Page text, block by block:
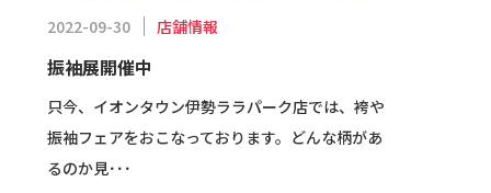
2022-09-30 店舗情報
振袖展開催中
只今、イオンタウン伊勢ララパーク店では、袴や
振袖フェアをおこなっております。どんな柄があ
るのか見･･･